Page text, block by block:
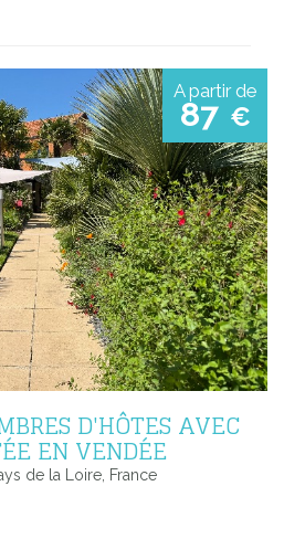
A partir de
87 €
D'HÔTES AVEC
EN VENDÉE
de la Loire, France